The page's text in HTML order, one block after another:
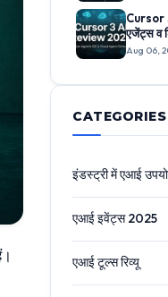
Cursor
एजेंट्स व
IDE का
Aug 06,
CATEGORIES
इंडस्ट्री में एआई
एआई इवेंट्स 2025
एआई टूल्स रिव्यू